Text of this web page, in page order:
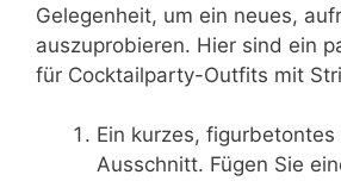
Gelegenheit, um ein neues,
auszuprobieren. Hier sind ein
für Cocktailparty-Outfits mit
Ein kurzes,
Ausschnitt. Fügen Sie